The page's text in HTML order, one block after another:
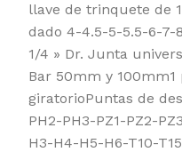
llave de trinquete de
dado 4-4.5-5-5.5-6-7-
1/4 » Dr. Junta
Bar 50mm y
giratorioPuntas de
PH2-PH3-PZ1-PZ2-
H3-H4-H5-H6-T10-